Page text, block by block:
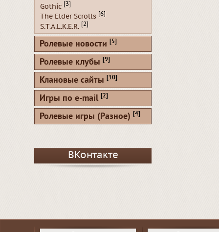
Gothic [3]
The Elder Scrolls [6]
S.T.A.L.K.E.R. [2]
Ролевые новости [5]
Ролевые клубы [9]
Клановые сайты [10]
Игры по e-mail [2]
Ролевые игры (Разное) [4]
ВКонтакте